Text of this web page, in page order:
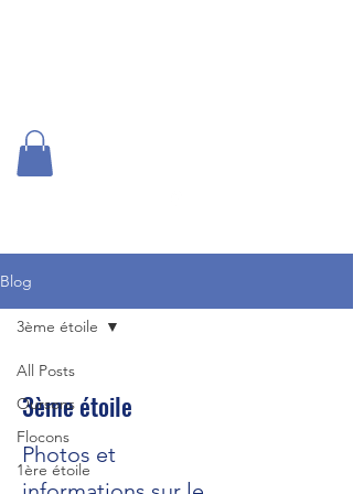
Blog
All Posts
Oursons
Flocons
1ère étoile
3ème étoile
3ème étoile
Photos et